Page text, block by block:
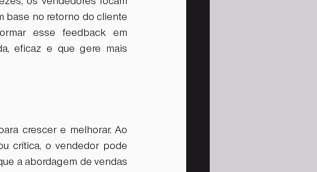
base no retorno do cliente
esse feedback em
eficaz e que gere mais
crescer e melhorar. Ao
crítica, o vendedor pode
a abordagem de vendas